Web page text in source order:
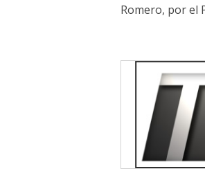
Romero, por el